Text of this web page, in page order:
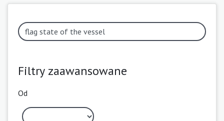
Filtry zaawansowane
Od